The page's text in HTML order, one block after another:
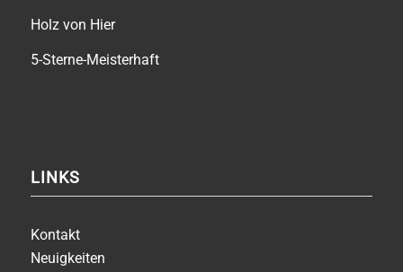
Holz von Hier
5-Sterne-Meisterhaft
LINKS
Kontakt
Neuigkeiten